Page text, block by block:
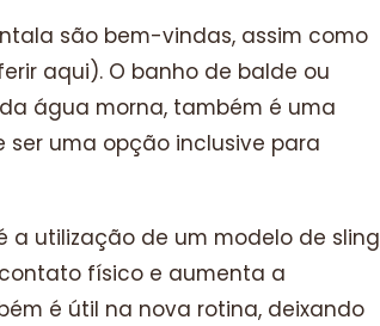
são bem-vindas, assim como
aqui). O banho de balde ou
água morna, também é uma
uma opção inclusive para
utilização de um modelo de sling
físico e aumenta a
é útil na nova rotina, deixando